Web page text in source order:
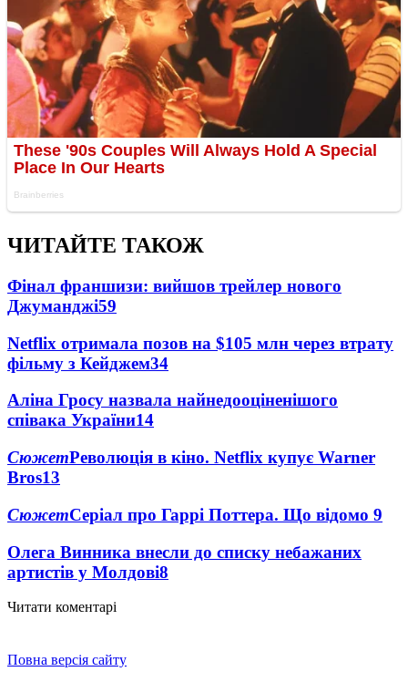
ЧИТАЙТЕ ТАКОЖ
Фінал франшизи: вийшов трейлер нового
Джуманджі59
Netflix отримала позов на $105 млн через втрату
фільму з Кейджем34
Аліна Гросу назвала найнедооціненішого
співака України14
СюжетРеволюція в кіно. Netflix купує Warner
Bros13
СюжетСеріал про Гаррі Поттера. Що відомо 9
Олега Винника внесли до списку небажаних
артистів у Молдові8
Читати коментарі
Повна версія сайту